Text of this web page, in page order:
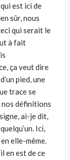
est ici de
sûr, nous
qui serait le
à fait
ça veut dire
pied, une
trace se
définitions
ai-je dit,
Ici,
elle-même.
en est de ce